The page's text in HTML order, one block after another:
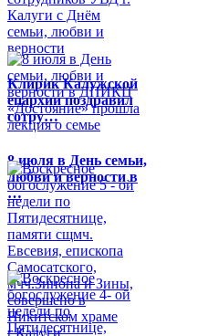
Клирик Калужской
епархии поздравил
сотру…
8 июля в День семьи,
любви и верности в
…